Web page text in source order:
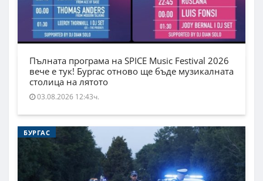
Пълната програма на SPICE Music Festival 2026
вече е тук! Бургас отново ще бъде музикалната
столица на лятото
03.08.2026 12:43ч.
БУРГАС